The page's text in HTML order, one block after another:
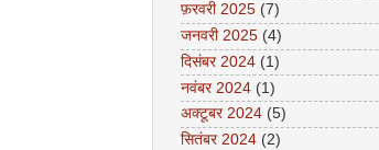
फ़रवरी 2025 (7)
जनवरी 2025 (4)
दिसंबर 2024 (1)
नवंबर 2024 (1)
अक्टूबर 2024 (5)
सितंबर 2024 (2)